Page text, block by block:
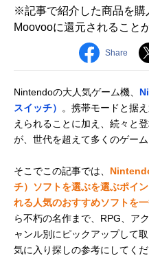
※記事で紹介した商品を購
Moovooに還元されること
Share
Nintendoの大人気ゲーム機、
スイッチ）
。携帯モードと据
えられることに加え、続々と
が、世代を超えて多くのゲー
そこでこの記事では、
チ）ソフトを選ぶを選ぶポイ
れる人気のおすすめソフトを
ら不朽の名作まで、RPG、ア
ャンル別にピックアップして
気に入り探しの参考にしてくだ